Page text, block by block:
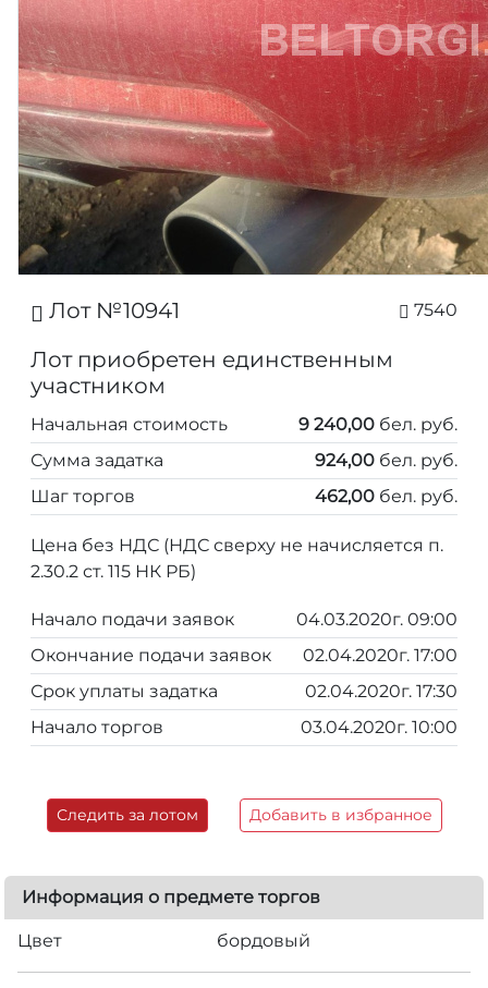
Лот №10941 7540
Лот приобретен единственным
участником
Начальная стоимость 9 240,00 бел. руб.
Сумма задатка
924,00 бел. руб.
Шаг торгов
462,00 бел. руб.
Цена без НДС (НДС сверху не начисляется п.
2.30.2 ст. 115 НК РБ)
Начало подачи заявок
04.03.2020г. 09:00
Окончание подачи заявок
02.04.2020г. 17:00
Срок уплаты задатка
02.04.2020г. 17:30
Начало торгов
03.04.2020г. 10:00
Следить за лотом Добавить в избранное
Информация о предмете торгов
Цвет бордовый